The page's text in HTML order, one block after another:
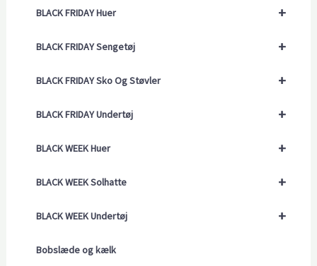
+
BLACK FRIDAY Huer
+
BLACK FRIDAY Sengetøj
+
BLACK FRIDAY Sko Og Støvler
+
BLACK FRIDAY Undertøj
+
BLACK WEEK Huer
+
BLACK WEEK Solhatte
+
BLACK WEEK Undertøj
Bobslæde og kælk